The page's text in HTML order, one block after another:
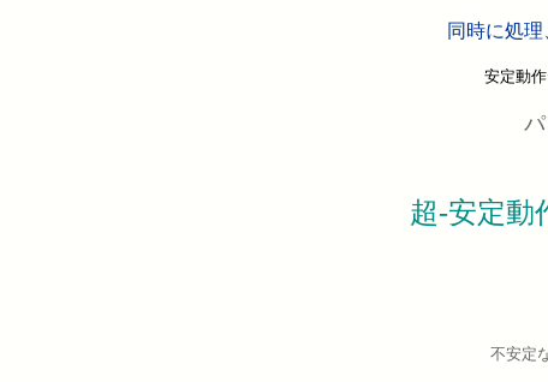
同時に処
安定動
超-安定
不安定